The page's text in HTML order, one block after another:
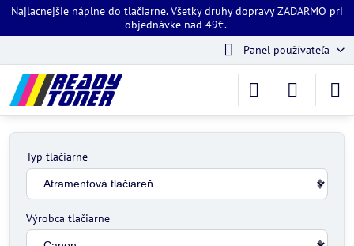
Najlacnejšie náplne do tlačiarne. Všetky druhy dopravy ZADARMO pri
objednávke nad 49€.
Panel používateľa
Typ tlačiarne
Výrobca tlačiarne